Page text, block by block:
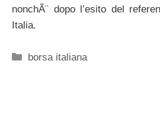
nonchÃ¨ dopo l’esito del
Italia.
Categorie
borsa italiana